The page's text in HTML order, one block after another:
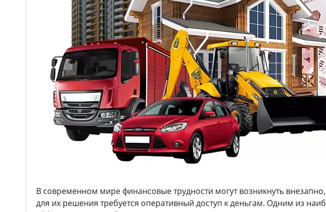
В современном мире финансовые трудности могут возникнуть
для их решения требуется оперативный доступ к деньгам. Одним из